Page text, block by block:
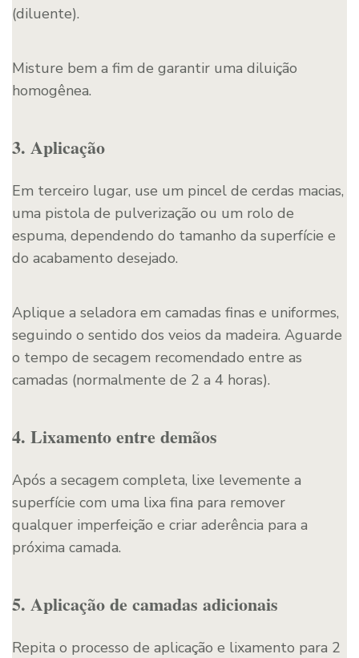
(diluente).
Misture bem a fim de garantir uma diluição
homogênea.
3. Aplicação
Em terceiro lugar, use um pincel de cerdas macias,
uma pistola de pulverização ou um rolo de
espuma, dependendo do tamanho da superfície e
do acabamento desejado.
Aplique a seladora em camadas finas e uniformes,
seguindo o sentido dos veios da madeira. Aguarde
o tempo de secagem recomendado entre as
camadas (normalmente de 2 a 4 horas).
4. Lixamento entre demãos
Após a secagem completa, lixe levemente a
superfície com uma lixa fina para remover
qualquer imperfeição e criar aderência para a
próxima camada.
5. Aplicação de camadas adicionais
Repita o processo de aplicação e lixamento para 2